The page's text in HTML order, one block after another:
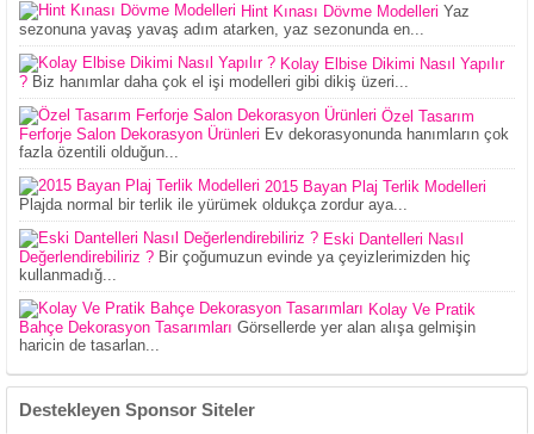
Hint Kınası Dövme Modelleri Yaz
sezonuna yavaş yavaş adım atarken, yaz sezonunda en...
Kolay Elbise Dikimi Nasıl Yapılır
? Biz hanımlar daha çok el işi modelleri gibi dikiş üzeri...
Özel Tasarım
Ferforje Salon Dekorasyon Ürünleri Ev dekorasyonunda hanımların çok
fazla özentili olduğun...
2015 Bayan Plaj Terlik Modelleri
Plajda normal bir terlik ile yürümek oldukça zordur aya...
Eski Dantelleri Nasıl
Değerlendirebiliriz ? Bir çoğumuzun evinde ya çeyizlerimizden hiç
kullanmadığ...
Kolay Ve Pratik
Bahçe Dekorasyon Tasarımları Görsellerde yer alan alışa gelmişin
haricin de tasarlan...
Destekleyen Sponsor Siteler